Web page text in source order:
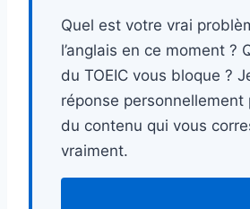
Quel est votre vrai
l’anglais en ce moment ?
du TOEIC vous bloque ?
réponse personnellement
du contenu qui vous
vraiment.